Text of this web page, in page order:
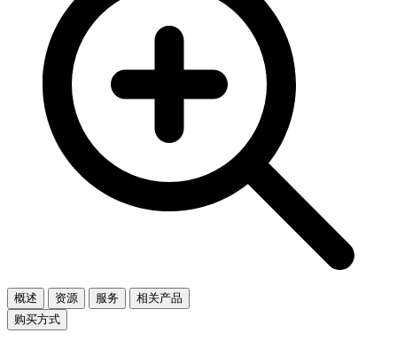
概述 资源 服务
相关产品
购买方式